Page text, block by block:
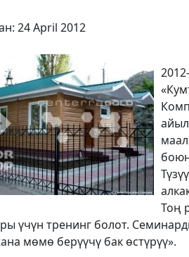
24 April 2012
Тоң
үчүн тренинг болот.
мөмө берүүчү бак өстүрүү».